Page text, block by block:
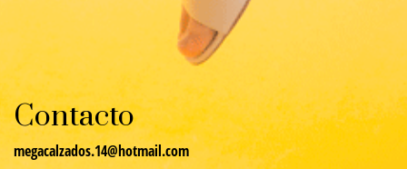
Contacto
megacalzados.14@hotmail.com